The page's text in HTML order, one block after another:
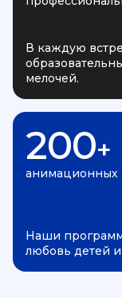
В каждую
мелочей.
200+
анимационных
Наши
любовь детей